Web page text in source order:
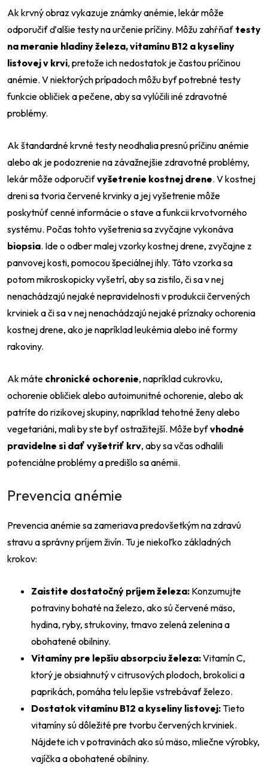
Ak krvný obraz vykazuje známky anémie, lekár môže
odporučiť ďalšie testy na určenie príčiny. Môžu zahŕňať testy
na meranie hladiny železa, vitamínu B12 a kyseliny
listovej v krvi, pretože ich nedostatok je častou príčinou
anémie. V niektorých prípadoch môžu byť potrebné testy
funkcie obličiek a pečene, aby sa vylúčili iné zdravotné
problémy.
Ak štandardné krvné testy neodhalia presnú príčinu anémie
alebo ak je podozrenie na závažnejšie zdravotné problémy,
lekár môže odporučiťvyšetrenie kostnej drene. V kostnej
dreni sa tvoria červené krvinky a jej vyšetrenie môže
poskytnúť cenné informácie o stave a funkcii krvotvorného
systému. Počas tohto vyšetrenia sa zvyčajne vykonáva
biopsia. Ide o odber malej vzorky kostnej drene, zvyčajne z
panvovej kosti, pomocou špeciálnej ihly. Táto vzorka sa
potom mikroskopicky vyšetrí, aby sa zistilo, či sa v nej
nenachádzajú nejaké nepravidelnosti v produkcii červených
krviniek a či sa v nej nenachádzajú nejaké príznaky ochorenia
kostnej drene, ako je napríklad leukémia alebo iné formy
rakoviny.
Ak máte chronické ochorenie, napríklad cukrovku,
ochorenie obličiek alebo autoimunitné ochorenie, alebo ak
patríte do rizikovej skupiny, napríklad tehotné ženy alebo
vegetariáni, mali by ste byť ostražitejší. Môže byťvhodné
pravidelne si dať vyšetriť krv, aby sa včas odhalili
potenciálne problémy a predišlo sa anémii.
Prevencia anémie
Prevencia anémie sa zameriava predovšetkým na zdravú
stravu a správny príjem živín. Tu je niekoľko základných
krokov:
Zaistite dostatočný príjem železa: Konzumujte
potraviny bohaté na železo, ako sú červené mäso,
hydina, ryby, strukoviny, tmavo zelená zelenina a
obohatené obilniny.
Vitamíny pre lepšiu absorpciu železa:Vitamín C,
ktorý je obsiahnutý v citrusových plodoch, brokolici a
paprikách, pomáha telu lepšie vstrebávať železo.
Dostatok vitamínu B12 a kyseliny listovej:Tieto
vitamíny sú dôležité pre tvorbu červených krviniek.
Nájdete ich v potravinách ako sú mäso, mliečne výrobky,
vajíčka a obohatené obilniny.